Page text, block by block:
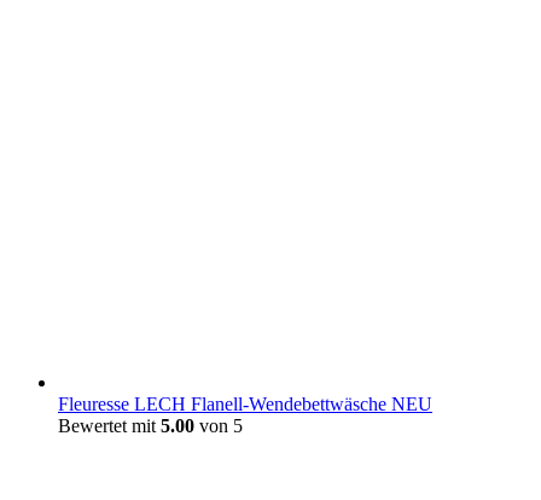
Fleuresse LECH Flanell-Wendebettwäsche NEU
Bewertet mit 5.00 von 5